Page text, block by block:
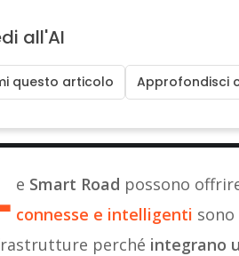
all'AI
questo articolo Approfondisci
e Smart Road possono
connesse e intelligenti
perché integrano